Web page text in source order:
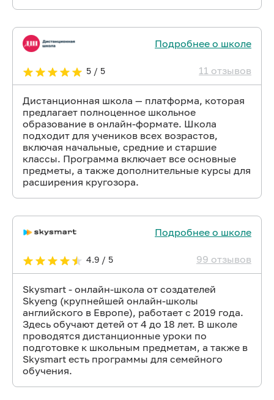
Подробнее о школе
5 / 5 11 отзывов
Дистанционная школа — платформа, которая
предлагает полноценное школьное
образование в онлайн-формате. Школа
подходит для учеников всех возрастов,
включая начальные, средние и старшие
классы. Программа включает все основные
предметы, а также дополнительные курсы для
расширения кругозора.
Подробнее о школе
4.9 / 5 99 отзывов
Skysmart - онлайн-школа от создателей
Skyeng (крупнейшей онлайн-школы
английского в Европе), работает с 2019 года.
Здесь обучают детей от 4 до 18 лет. В школе
проводятся дистанционные уроки по
подготовке к школьным предметам, а также в
Skysmart есть программы для семейного
обучения.